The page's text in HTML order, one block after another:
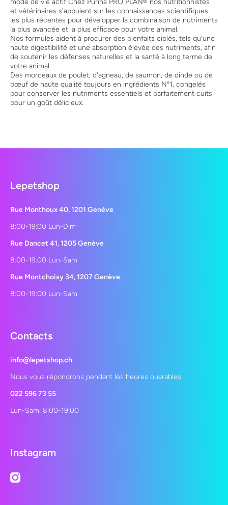
mode de vie actif Chez Purina PRO PLAN® nos nutritionnistes
et vétérinaires s'appuient sur les connaissances scientifiques
les plus récentes pour développer la combinaison de nutriments
la plus avancée et la plus efficace pour votre animal.
Nos formules aident à procurer des bienfaits ciblés, tels qu'une
haute digestibilité et une absorption élevée des nutriments, afin
de soutenir les défenses naturelles et la santé à long terme de
votre animal.
Des morceaux de poulet, d'agneau, de saumon, de dinde ou de
bœuf de haute qualité toujours en ingrédients N°1, congelés
pour conserver les nutriments essentiels et parfaitement cuits
pour un goût délicieux.
Lepetshop
Rue Monthoux 40, 1201 Genève
8:00-19:00 Lun-Dim
Rue Dancet 41, 1205 Genève
8:00-19:00 Lun-Sam
Rue Montchoisy 34, 1207 Genève
8:00-19:00 Lun-Sam
Contacts
info@lepetshop.ch
Nous vous répondrons pendant les heures ouvrables
022 596 73 55
Lun-Sam: 8:00-19:00
Instagram
instagramcom/lepetshopch/